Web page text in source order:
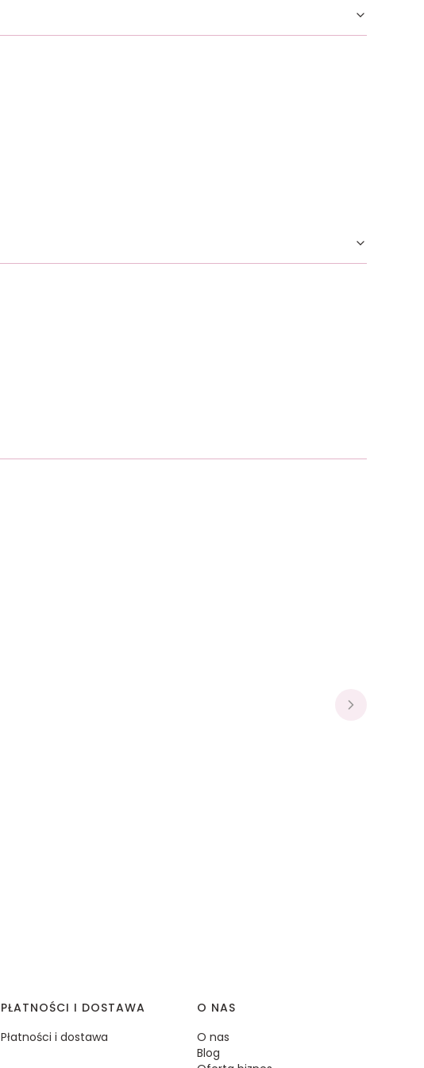
PŁATNOŚCI I DOSTAWA
Płatności i dostawa
O NAS
O nas
Blog